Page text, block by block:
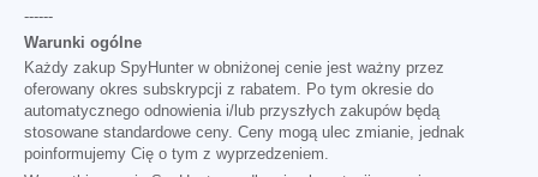
------
Warunki ogólne
Każdy zakup SpyHunter w obniżonej cenie jest ważny przez
oferowany okres subskrypcji z rabatem. Po tym okresie do
automatycznego odnowienia i/lub przyszłych zakupów będą
stosowane standardowe ceny. Ceny mogą ulec zmianie, jednak
poinformujemy Cię o tym z wyprzedzeniem.